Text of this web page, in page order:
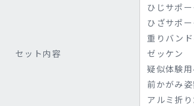
セット内容
ひじサポ
ひざサポ
重りバン
ゼッケン
疑似体験
前かがみ
アルミ折